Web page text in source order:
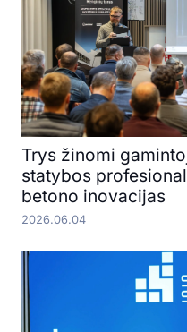
Trys žinomi
statybos
betono inovacijas
2026.06.04